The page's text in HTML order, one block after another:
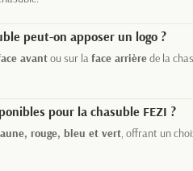
peut-on apposer un logo ?
avantou sur laface arrièrede la
pour la chasuble FEZI ?
rouge, bleu et vert, offrant un